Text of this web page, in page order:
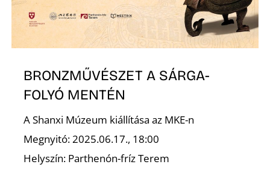
BRONZMŰVÉSZET A SÁRGA-
FOLYÓ MENTÉN
A Shanxi Múzeum kiállítása az MKE-n
Megnyitó: 2025.06.17., 18:00
Helyszín: Parthenón-fríz Terem